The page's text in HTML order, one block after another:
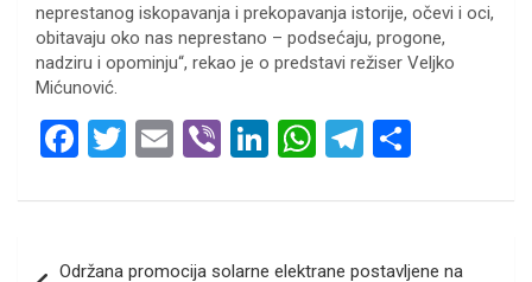
neprestanog iskopavanja i prekopavanja istorije, očevi i oci,
obitavaju oko nas neprestano – podsećaju, progone,
nadziru i opominju“, rekao je o predstavi režiser Veljko
Mićunović.
F
ce
b
T
tt
E
ail
Vi
er
Li
ke
dI
W
at
T
e
ar
Održana promocija solarne elektrane postavljene na